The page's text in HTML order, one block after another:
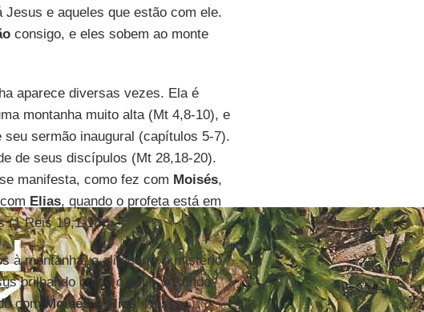
e aqueles que estão com ele.
consigo, e eles sobem ao monte
aparece diversas vezes. Ela é
montanha muito alta (Mt 4,8-10), e
sermão inaugural (capítulos 5-7).
de seus discípulos (Mt 28,18-20).
manifesta, como fez com Moisés,
Elias, quando o profeta está em
(1 Reis 19,1-18).
à montanha, e ali ocorre o mistério
brilhando como o sol e vestindo
comMoiséseElias. Nesse